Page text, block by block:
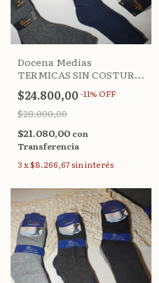
Docena Medias
TERMICAS SIN COSTURA
Amanecer (38-45) H25
$24.800,00-11%OFF
$28.000,00
$21.080,00 con
Transferencia
3x$8.266,67sin interés